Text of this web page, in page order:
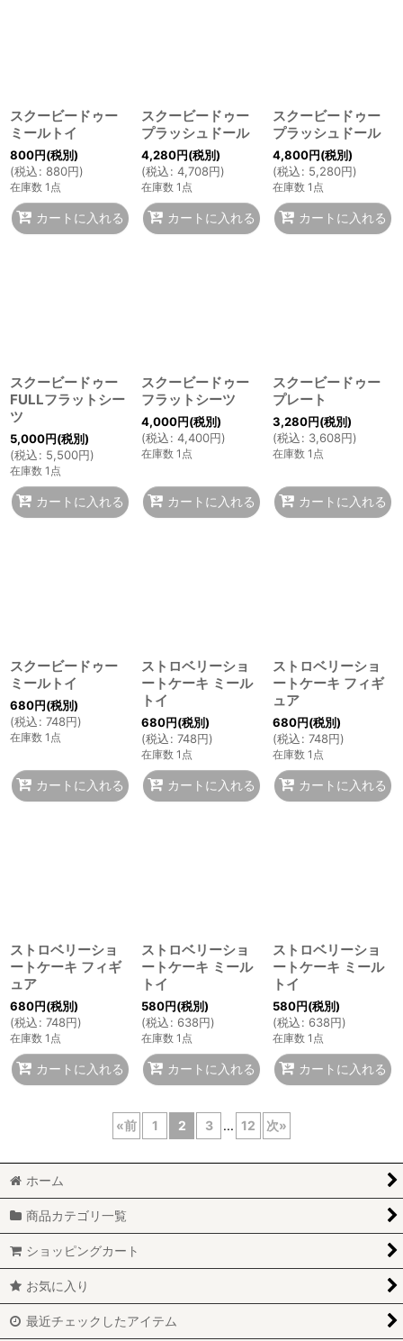
スクービードゥー
ミールトイ
800円(税別)
(税込: 880円)
在庫数 1点
カートに入れる
スクービードゥー
プラッシュドール
4,280円(税別)
(税込: 4,708円)
在庫数 1点
カートに入れる
スクービードゥー
プラッシュドール
4,800円(税別)
(税込: 5,280円)
在庫数 1点
カートに入れる
スクービードゥー
FULLフラットシー
ツ
5,000円(税別)
(税込: 5,500円)
在庫数 1点
カートに入れる
スクービードゥー
フラットシーツ
4,000円(税別)
(税込: 4,400円)
在庫数 1点
カートに入れる
スクービードゥー
プレート
3,280円(税別)
(税込: 3,608円)
在庫数 1点
カートに入れる
スクービードゥー
ミールトイ
680円(税別)
(税込: 748円)
在庫数 1点
カートに入れる
ストロベリーショ
ートケーキ ミール
トイ
680円(税別)
(税込: 748円)
在庫数 1点
カートに入れる
ストロベリーショ
ートケーキ フィギ
ュア
680円(税別)
(税込: 748円)
在庫数 1点
カートに入れる
ストロベリーショ
ートケーキ フィギ
ュア
680円(税別)
(税込: 748円)
在庫数 1点
カートに入れる
ストロベリーショ
ートケーキ ミール
トイ
580円(税別)
(税込: 638円)
在庫数 1点
カートに入れる
ストロベリーショ
ートケーキ ミール
トイ
580円(税別)
(税込: 638円)
在庫数 1点
カートに入れる
«前 1 2 3 ... 12 次»
ホーム
商品カテゴリ一覧
ショッピングカート
お気に入り
最近チェックしたアイテム